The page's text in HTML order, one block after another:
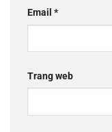
Email *
Trang web